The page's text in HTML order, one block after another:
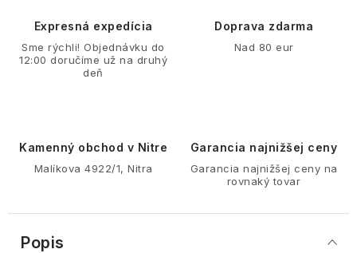
Expresná expedícia
Sme rýchli! Objednávku do
12:00 doručíme už na druhý
deň
Doprava zdarma
Nad 80 eur
Kamenný obchod v Nitre
Malíkova 4922/1, Nitra
Garancia najnižšej ceny
Garancia najnižšej ceny na
rovnaký tovar
Popis